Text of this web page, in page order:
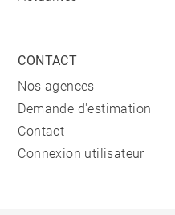
CONTACT
Nos agences
Demande d'estimation
Contact
Connexion utilisateur